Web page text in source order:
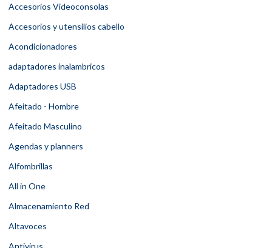
Accesorios Videoconsolas
Accesorios y utensilios cabello
Acondicionadores
adaptadores inalambricos
Adaptadores USB
Afeitado - Hombre
Afeitado Masculino
Agendas y planners
Alfombrillas
All in One
Almacenamiento Red
Altavoces
Antivirus